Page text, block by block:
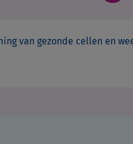
van gezonde cellen en